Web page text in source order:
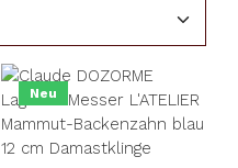
Neu